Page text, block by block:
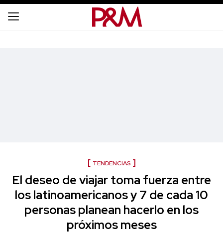
TENDENCIAS
El deseo de viajar toma fuerza entre
los latinoamericanos y 7 de cada 10
personas planean hacerlo en los
próximos meses